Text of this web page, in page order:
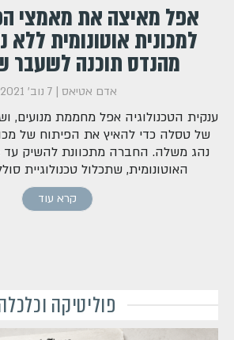
אפל מאיצה את מאמצי
למכונית אוטונומית
מהנדס תוכנה לשעבר
אדם אטיאס | 7 נוב' 2021
ענקית הטכנולוגיה אפל מחממת מנועים,
של טסלה כדי להאיץ את הפיתוח של
האוטונומית, שתכלול טכנולוגיית
קרא עוד
פוליטיקה